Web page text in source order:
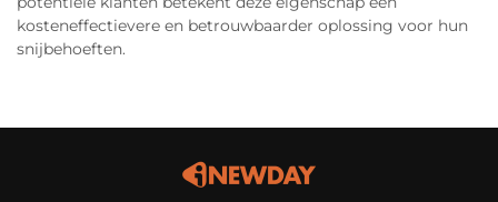
kosteneffectievere en betrouwbaarder oplossing voor hun
snijbehoeften.